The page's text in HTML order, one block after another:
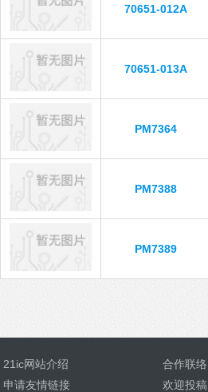
70651-012A
70651-013A
PM7364
PM7388
PM7389
21ic网站介绍
合作联络
申请友情链接
欢迎投稿